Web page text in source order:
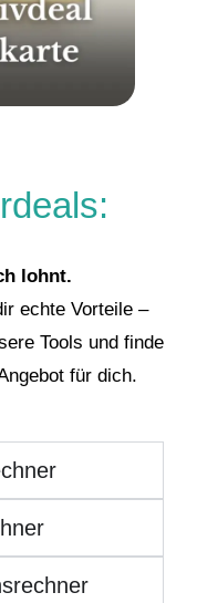
lohnt.
echte Vorteile –
Tools und finde
für dich.